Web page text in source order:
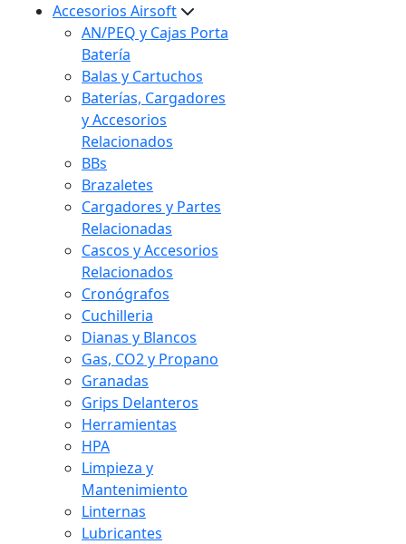
Accesorios Airsoft
AN/PEQ y Cajas Porta
Batería
Balas y Cartuchos
Baterías, Cargadores
y Accesorios
Relacionados
BBs
Brazaletes
Cargadores y Partes
Relacionadas
Cascos y Accesorios
Relacionados
Cronógrafos
Cuchilleria
Dianas y Blancos
Gas, CO2 y Propano
Granadas
Grips Delanteros
Herramientas
HPA
Limpieza y
Mantenimiento
Linternas
Lubricantes